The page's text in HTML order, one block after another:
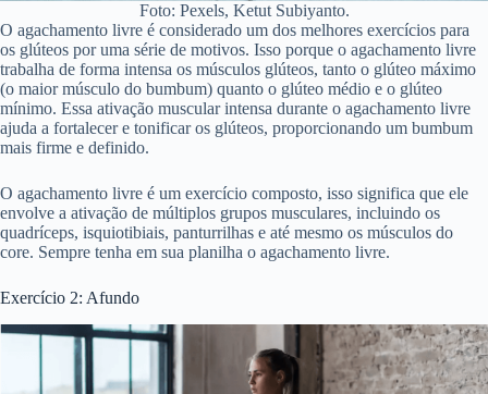
Foto: Pexels, Ketut Subiyanto.
O agachamento livre é considerado um dos melhores exercícios para
os glúteos por uma série de motivos. Isso porque o agachamento livre
trabalha de forma intensa os músculos glúteos, tanto o glúteo máximo
(o maior músculo do bumbum) quanto o glúteo médio e o glúteo
mínimo. Essa ativação muscular intensa durante o agachamento livre
ajuda a fortalecer e tonificar os glúteos, proporcionando um bumbum
mais firme e definido.
O agachamento livre é um exercício composto, isso significa que ele
envolve a ativação de múltiplos grupos musculares, incluindo os
quadríceps, isquiotibiais, panturrilhas e até mesmo os músculos do
core. Sempre tenha em sua planilha o agachamento livre.
Exercício 2: Afundo